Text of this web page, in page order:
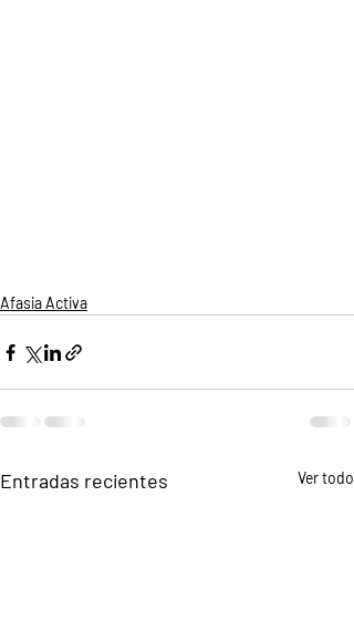
Afasia Activa
Entradas recientes Ver todo